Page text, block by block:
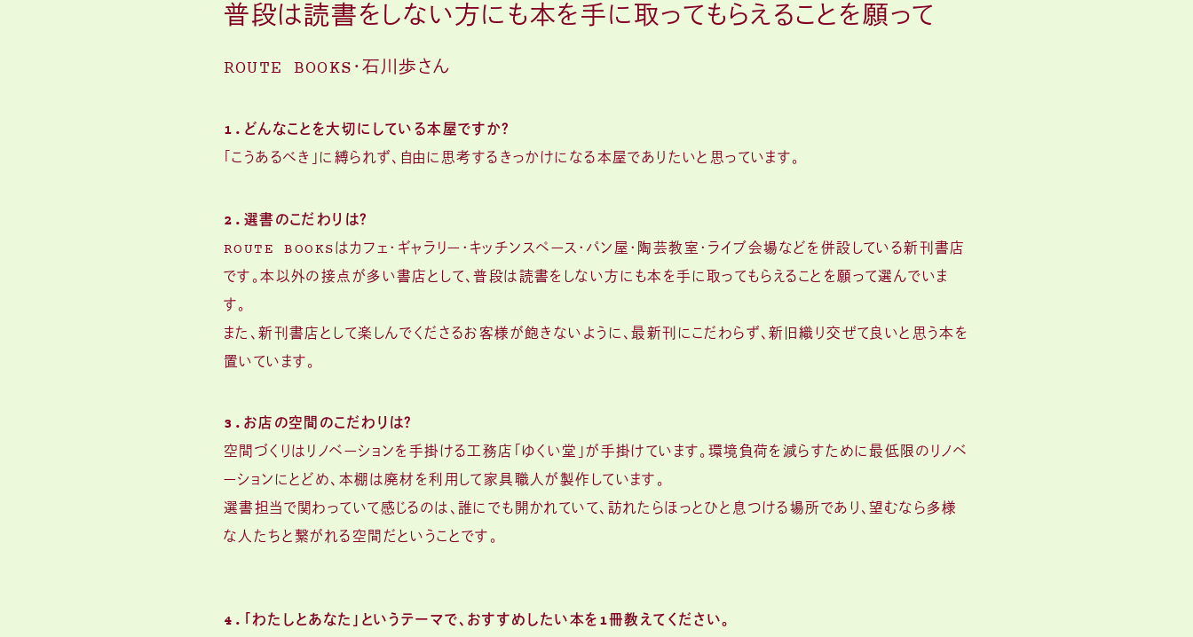
普段は読書をしない方にも本を手に取ってもらえることを願って
ROUTE BOOKS・石川歩さん
1.どんなことを大切にしている本屋ですか？
「こうあるべき」に縛られず、自由に思考するきっかけになる本屋でありたいと思っています。
2.選書のこだわりは？
ROUTE BOOKSはカフェ・ギャラリー・キッチンスペース・パン屋・陶芸教室・ライブ会場などを併設している新刊書店
です。本以外の接点が多い書店として、普段は読書をしない方にも本を手に取ってもらえることを願って選んでいま
す。
また、新刊書店として楽しんでくださるお客様が飽きないように、最新刊にこだわらず、新旧織り交ぜて良いと思う本を
置いています。
3.お店の空間のこだわりは？
空間づくりはリノベーションを手掛ける工務店「ゆくい堂」が手掛けています。環境負荷を減らすために最低限のリノベ
ーションにとどめ、本棚は廃材を利用して家具職人が製作しています。
選書担当で関わっていて感じるのは、誰にでも開かれていて、訪れたらほっとひと息つける場所であり、望むなら多様
な人たちと繋がれる空間だということです。
4.「わたしとあなた」というテーマで、おすすめしたい本を1冊教えてください。